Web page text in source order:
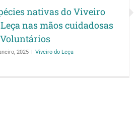
nativas do Viveiro
nas mãos cuidadosas
2025 | Viveiro do Leça
Matosinhos
nativas aos